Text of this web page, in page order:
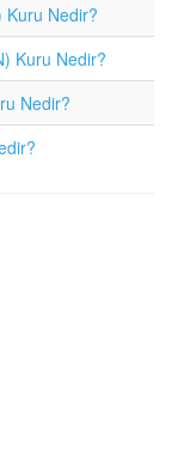
Kuru Nedir?
Kuru Nedir?
Nedir?